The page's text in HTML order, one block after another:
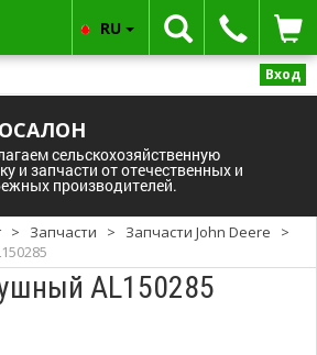
Вход
сельскохозяйственную
и запчасти от отечественных и
производителей.
RU
> Запчасти > Запчасти John Deere
>
AL150285